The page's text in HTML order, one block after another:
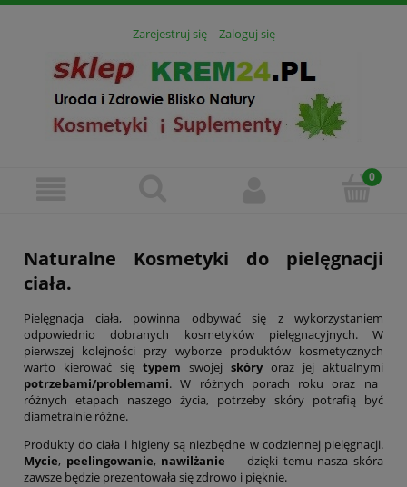
Zarejestruj się Zaloguj się
Naturalne Kosmetyki do pielęgnacji
ciała.
Pielęgnacja ciała, powinna odbywać się z wykorzystaniem
odpowiednio dobranych kosmetyków pielęgnacyjnych. W
pierwszej kolejności przy wyborze produktów kosmetycznych
warto kierować się typem swojej skóryoraz jej aktualnymi
potrzebami/problemami. W różnych porach roku oraz na
różnych etapach naszego życia, potrzeby skóry potrafią być
diametralnie różne.
Produkty do ciała i higieny są niezbędne w codziennej pielęgnacji.
Mycie, peelingowanie, nawilżanie – dzięki temu nasza skóra
zawsze będzie prezentowała się zdrowo i pięknie.